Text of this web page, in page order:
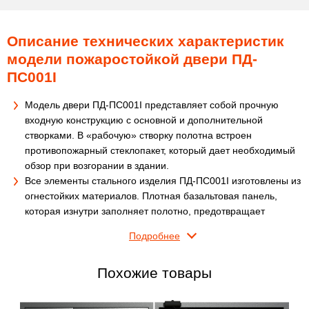
Описание технических характеристик
модели пожаростойкой двери ПД-
ПС001I
Модель двери ПД-ПС001I представляет собой прочную
входную конструкцию с основной и дополнительной
створками. В «рабочую» створку полотна встроен
противопожарный стеклопакет, который дает необходимый
обзор при возгорании в здании.
Все элементы стального изделия ПД-ПС001I изготовлены из
огнестойких материалов. Плотная базальтовая панель,
которая изнутри заполняет полотно, предотвращает
протяжении 60 минут). Благодаря терморасширяющейся
холодный или горячий дым и опасные продукты горения.
оборудованы добротным замочным устройством марки
Подробнее
Похожие товары